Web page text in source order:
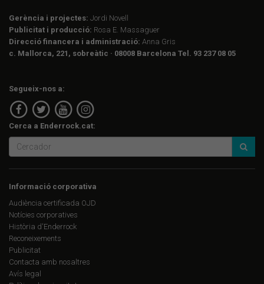
Gerència i projectes: Jordi Novell
Publicitat i producció: Rosa E. Massaguer
Direcció financera i administració: Anna Gris
c. Mallorca, 221, sobreàtic · 08008 Barcelona Tel. 93 237 08 05
Segueix-nos a:
Cerca a Enderrock.cat:
Informació corporativa
Audiència certificada OJD
Notícies corporatives
Història d'Enderrock
Reconeixements
Publicitat
Contacta amb nosaltres
Avís legal